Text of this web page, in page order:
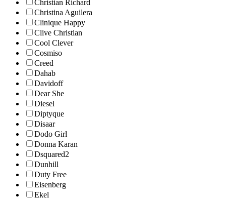
Christian Richard
Christina Aguilera
Clinique Happy
Clive Christian
Cool Clever
Cosmiso
Creed
Dahab
Davidoff
Dear She
Diesel
Diptyque
Disaar
Dodo Girl
Donna Karan
Dsquared2
Dunhill
Duty Free
Eisenberg
Ekel